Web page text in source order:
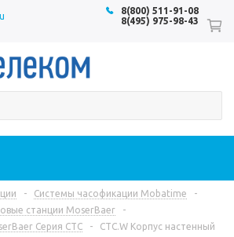
8(800) 511-91-08
8(495) 975-98-43
- Системы часофикации Mobatime
-
станции MoserBaer
-
Серия CTC
-
CTC.W Корпус настенный